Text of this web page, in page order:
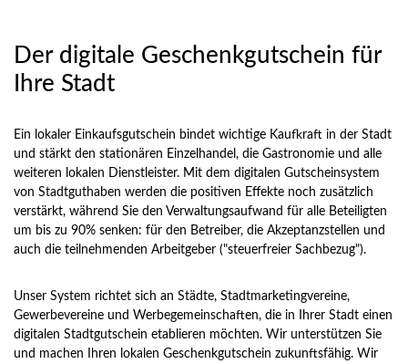
Der digitale Geschenkgutschein für
Ihre Stadt
Ein lokaler Einkaufsgutschein bindet wichtige Kaufkraft in der Stadt
und stärkt den stationären Einzelhandel, die Gastronomie und alle
weiteren lokalen Dienstleister. Mit dem digitalen Gutscheinsystem
von Stadtguthaben werden die positiven Effekte noch zusätzlich
verstärkt, während Sie den Verwaltungsaufwand für alle Beteiligten
um bis zu 90% senken: für den Betreiber, die Akzeptanzstellen und
auch die teilnehmenden Arbeitgeber ("steuerfreier Sachbezug").
Unser System richtet sich an Städte, Stadtmarketingvereine,
Gewerbevereine und Werbegemeinschaften, die in Ihrer Stadt einen
digitalen Stadtgutschein etablieren möchten. Wir unterstützen Sie
und machen Ihren lokalen Geschenkgutschein zukunftsfähig. Wir